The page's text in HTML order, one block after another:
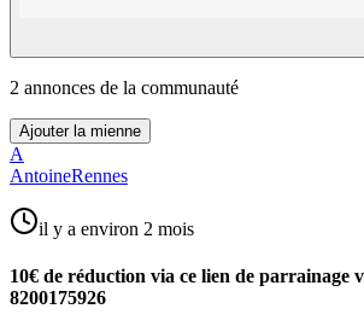
2 annonces de la communauté
Ajouter la mienne
A
AntoineRennes
il y a environ 2 mois
10€ de réduction via ce lien de parrainage
8200175926